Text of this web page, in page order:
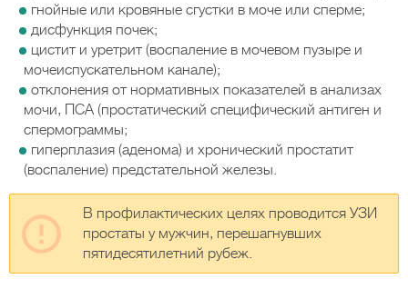
гнойные или кровяные сгустки в моче или сперме;
дисфункция почек;
цистит и уретрит (воспаление в мочевом пузыре и
мочеиспускательном канале);
отклонения от нормативных показателей в анализах
мочи, ПСА (простатический специфический антиген и
спермограммы;
гиперплазия (аденома) и хронический простатит
(воспаление) предстательной железы.
В профилактических целях проводится УЗИ
простаты у мужчин, перешагнувших
пятидесятилетний рубеж.